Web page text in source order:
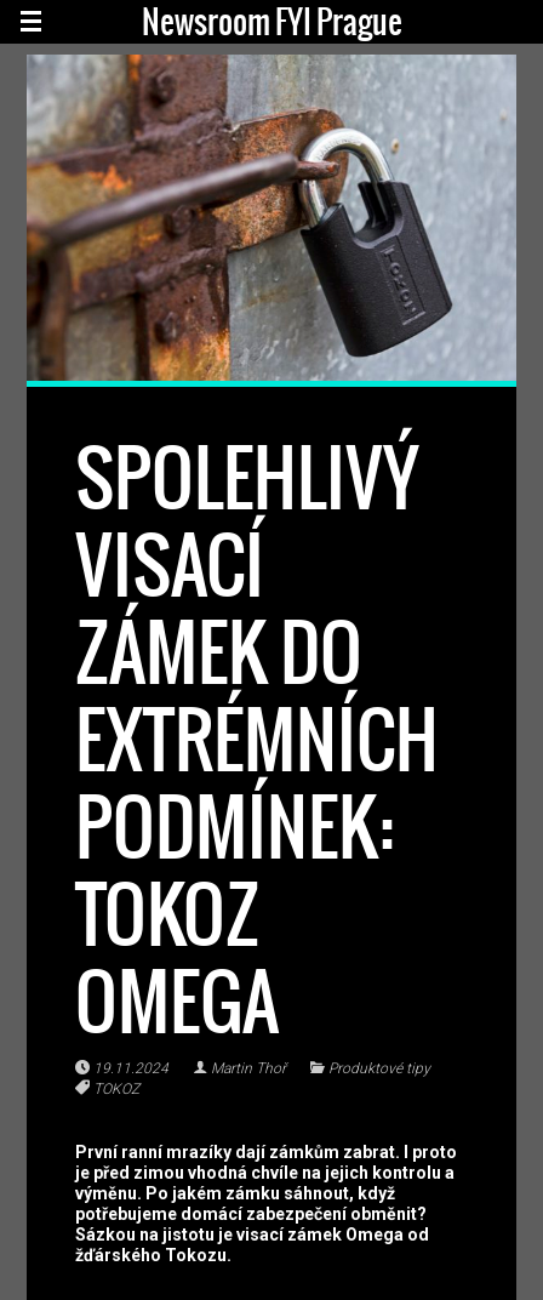
Newsroom FYI Prague
SPOLEHLIVÝ
VISACÍ
ZÁMEK DO
EXTRÉMNÍCH
PODMÍNEK:
TOKOZ
OMEGA
19.11.2024 Martin Thoř
Produktové tipy
TOKOZ
První ranní mrazíky dají zámkům zabrat. I proto
je před zimou vhodná chvíle na jejich kontrolu a
výměnu. Po jakém zámku sáhnout, když
potřebujeme domácí zabezpečení obměnit?
Sázkou na jistotu je visací zámek Omega od
žďárského Tokozu.